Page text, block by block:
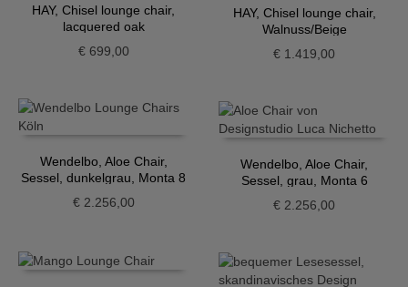
HAY, Chisel lounge chair,
lacquered oak
€699,00
HAY, Chisel lounge chair,
Walnuss/Beige
€ 1.419,00
Wendelbo, Aloe Chair,
Sessel, dunkelgrau, Monta 8
€2.256,00
Wendelbo, Aloe Chair,
Sessel, grau, Monta 6
€ 2.256,00